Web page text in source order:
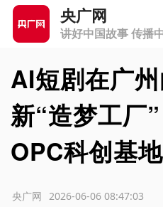
央广网
讲好中国故事 传播
AI短剧在广
新“造梦工厂
OPC科创基
2026-06-06 08:47:03
央广网